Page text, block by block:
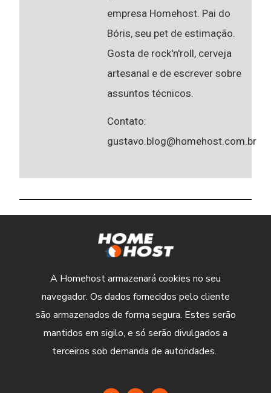
empresa Homehost. Pai do
Bóris, seu pet de estimação.
Gosta de rock'n'roll, cerveja
artesanal e de escrever sobre
assuntos técnicos.
Contato:
gustavo.blog@homehost.com.br
A Homehost armazenará cookies no seu
navegador. Os dados fornecidos pelo cliente
são armazenados de forma segura. Estes serão
mantidos em sigilo, e só serão divulgados a
terceiros sob demanda de autoridades.